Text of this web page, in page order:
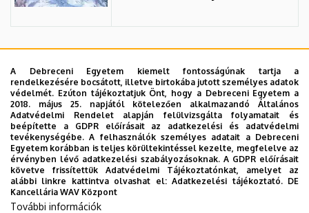
Beosztás: egyetemi
tanár
Szervezet:Agrárgazdasági
és Vidékfejlesztési Kar
Adományozás éve:
A Debreceni Egyetem kiemelt fontosságúnak tartja a
rendelkezésére bocsátott, illetve birtokába jutott személyes adatok
védelmét. Ezúton tájékoztatjuk Önt, hogy a Debreceni Egyetem a
2018. május 25. napjától kötelezően alkalmazandó Általános
Adatvédelmi Rendelet alapján felülvizsgálta folyamatait és
beépítette a GDPR előírásait az adatkezelési és adatvédelmi
tevékenységébe. A felhasználók személyes adatait a Debreceni
Egyetem korábban is teljes körültekintéssel kezelte, megfelelve az
érvényben lévő adatkezelési szabályozásoknak. A GDPR előírásait
követve frissítettük Adatvédelmi Tájékoztatónkat, amelyet az
alábbi linkre kattintva olvashat el:Adatkezelési tájékoztató. DE
Kancellária WAV Központ
További információk